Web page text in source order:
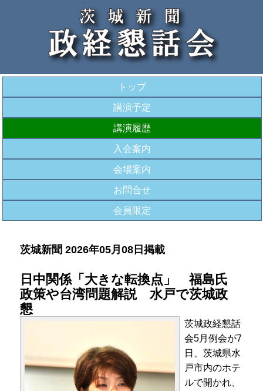
トップ
講演予定
講演履歴
入会案内
会場案内
お問合せ
会員限定
茨城新聞 2026年05月08日掲載
日中関係「大きな転換点」 福島氏
政策や台湾問題解説 水戸で茨城政
懇
茨城政経懇話
会5月例会が7
日、茨城県水
戸市内のホテ
ルで開かれ、